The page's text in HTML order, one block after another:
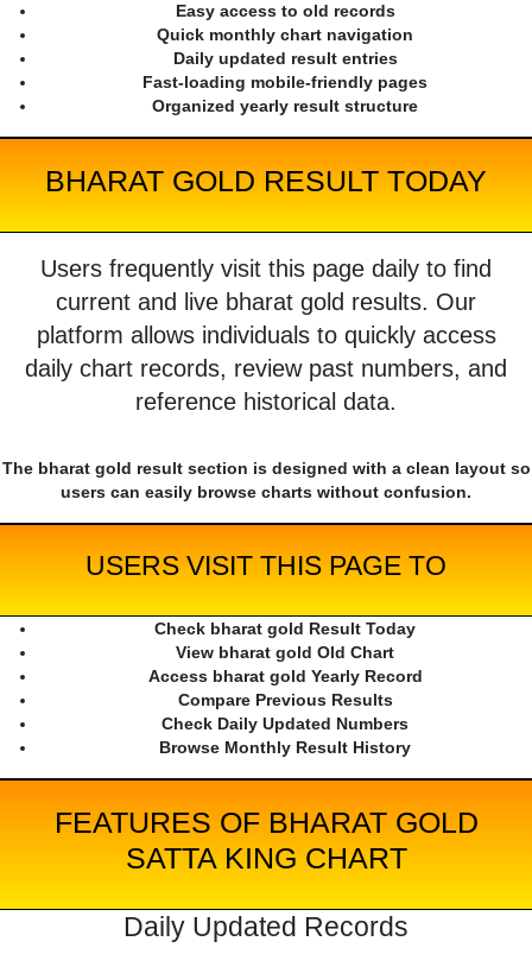
Easy access to old records
Quick monthly chart navigation
Daily updated result entries
Fast-loading mobile-friendly pages
Organized yearly result structure
BHARAT GOLD RESULT TODAY
Users frequently visit this page daily to find
current and live bharat gold results. Our
platform allows individuals to quickly access
daily chart records, review past numbers, and
reference historical data.
The bharat gold result section is designed with a clean layout so
users can easily browse charts without confusion.
USERS VISIT THIS PAGE TO
Check bharat gold Result Today
View bharat gold Old Chart
Access bharat gold Yearly Record
Compare Previous Results
Check Daily Updated Numbers
Browse Monthly Result History
FEATURES OF BHARAT GOLD
SATTA KING CHART
Daily Updated Records